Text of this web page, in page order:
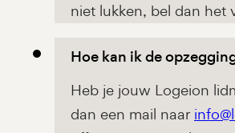
niet lukken, bel dan
Hoe kan ik de
Heb je jouw Logeion
dan een mail naar